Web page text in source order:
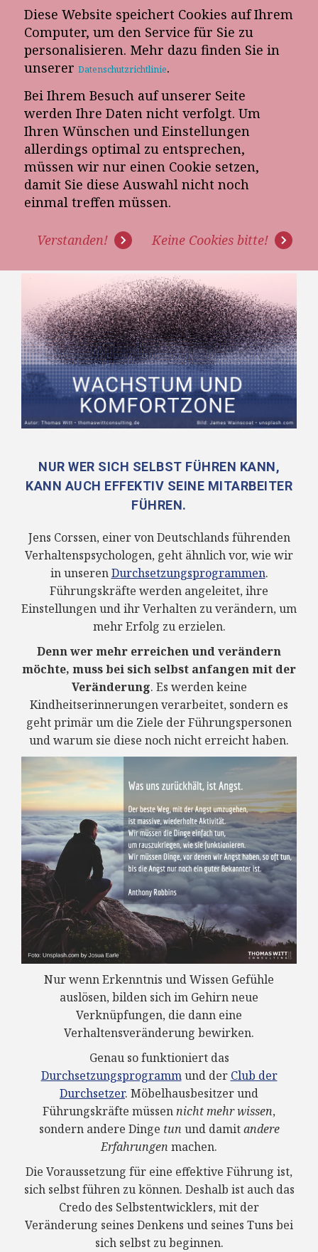
Diese Website speichert Cookies auf Ihrem
Computer, um den Service für Sie zu
personalisieren. Mehr dazu finden Sie in
unserer Datenschutzrichtlinie.
Bei Ihrem Besuch auf unserer Seite
werden Ihre Daten nicht verfolgt. Um
Ihren Wünschen und Einstellungen
allerdings optimal zu entsprechen,
müssen wir nur einen Cookie setzen,
damit Sie diese Auswahl nicht noch
einmal treffen müssen.
Verstanden! Keine Cookies bitte!
E-Mail-Newsletter
Telefon-Termin
WACHSTUM FINDET
AUSSERHALB DER K
OMFORTZONE STATT
NUR WER SICH SELBST FÜHREN KANN,
KANN AUCH EFFEKTIV SEINE MITARBEITER
FÜHREN.
Jens Corssen, einer von Deutschlands führenden
Verhaltenspsychologen, geht ähnlich vor, wie wir
in unserenDurchsetzungsprogrammen.
Führungskräfte werden angeleitet, ihre
Einstellungen und ihr Verhalten zu verändern, um
mehr Erfolg zu erzielen.
Denn wer mehr erreichen und verändern
möchte, muss bei sich selbst anfangen mit der
Veränderung. Es werden keine
Kindheitserinnerungen verarbeitet, sondern es
geht primär um die Ziele der Führungspersonen
und warum sie diese noch nicht erreicht haben.
Nur wenn Erkenntnis und Wissen Gefühle
auslösen, bilden sich im Gehirn neue
Verknüpfungen, die dann eine
Verhaltensveränderung bewirken.
Genau so funktioniert das
Durchsetzungsprogrammund der Club der
Durchsetzer. Möbelhausbesitzer und
Führungskräfte müssennicht mehr wissen,
sondern andere Dinge tun und damitandere
Erfahrungen machen.
Die Voraussetzung für eine effektive Führung ist,
sich selbst führen zu können. Deshalb ist auch das
Credo des Selbstentwicklers, mit der
Veränderung seines Denkens und seines Tuns bei
sich selbst zu beginnen.